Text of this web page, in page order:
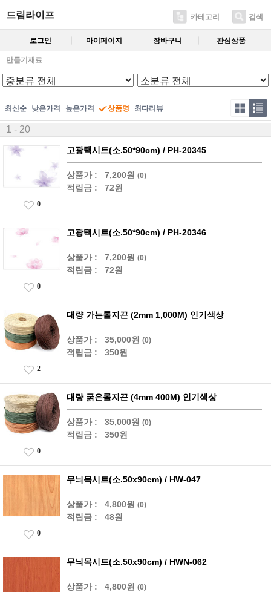
드림라이프 카테고리 검색
로그인 마이페이지 장바구니 관심상품
만들기재료
최신순 낮은가격 높은가격 상품명 최다리뷰
1 - 20
고광택시트(소.50*90cm) / PH-20345
상품가 : 7,200원 (0)
적립금 : 72원
0
고광택시트(소.50*90cm) / PH-20346
상품가 : 7,200원 (0)
적립금 : 72원
0
대량 가는롤지끈 (2mm 1,000M) 인기색상
상품가 : 35,000원 (0)
적립금 : 350원
2
대량 굵은롤지끈 (4mm 400M) 인기색상
상품가 : 35,000원 (0)
적립금 : 350원
0
무늬목시트(소.50x90cm) / HW-047
상품가 : 4,800원 (0)
적립금 : 48원
0
무늬목시트(소.50x90cm) / HWN-062
상품가 : 4,800원 (0)